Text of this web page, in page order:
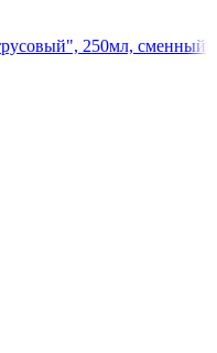
250мл, сменный